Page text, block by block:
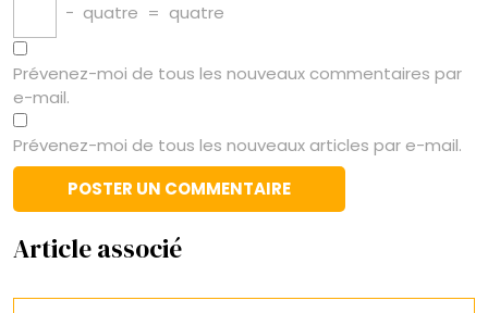
− quatre = quatre
Prévenez-moi de tous les nouveaux commentaires par
e-mail.
Prévenez-moi de tous les nouveaux articles par e-mail.
Article associé